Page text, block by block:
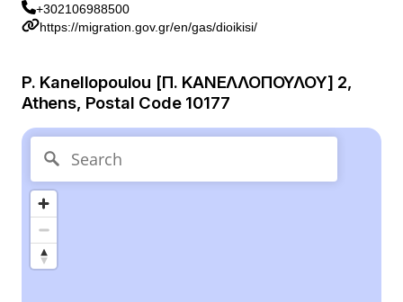
+302106988500
https://migration.gov.gr/en/gas/dioikisi/
P. Kanellopoulou [Π. ΚΑΝΕΛΛΟΠΟΥΛΟΥ] 2,
Athens, Postal Code 10177